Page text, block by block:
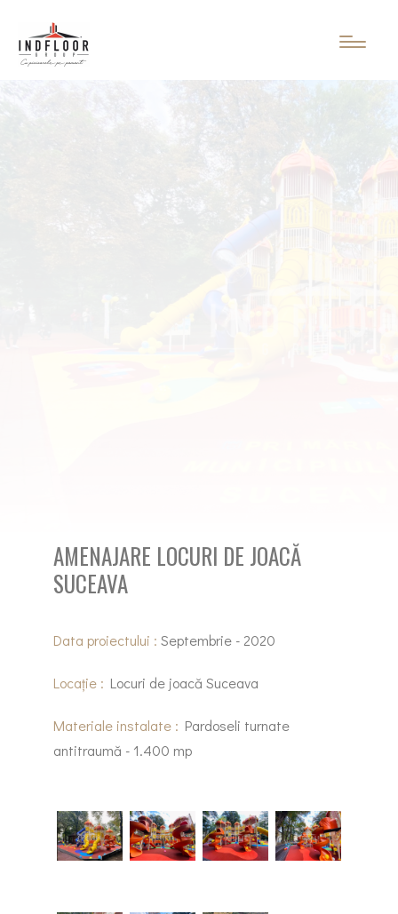
AMENAJARE LOCURI DE JOACĂ
SUCEAVA
Data proiectului : Septembrie - 2020
Locație : Locuri de joacă Suceava
Materiale instalate : Pardoseli turnate
antitraumă - 1.400 mp